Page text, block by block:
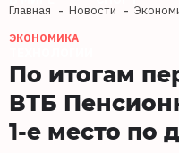
Главная Новости
ЭКОНОМИКА
По итогам
ВТБ
1-е место по